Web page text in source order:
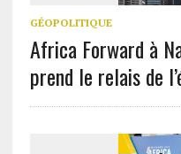
GÉOPOLITIQUE
Africa Forward à
prend le relais de